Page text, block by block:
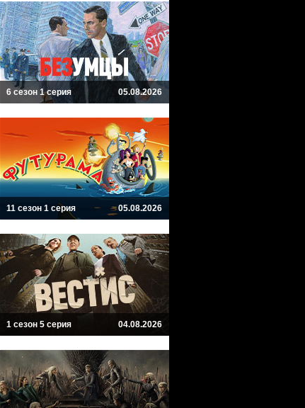
6 сезон 1 серия 05.08.2026
11 сезон 1 серия 05.08.2026
1 сезон 5 серия 04.08.2026